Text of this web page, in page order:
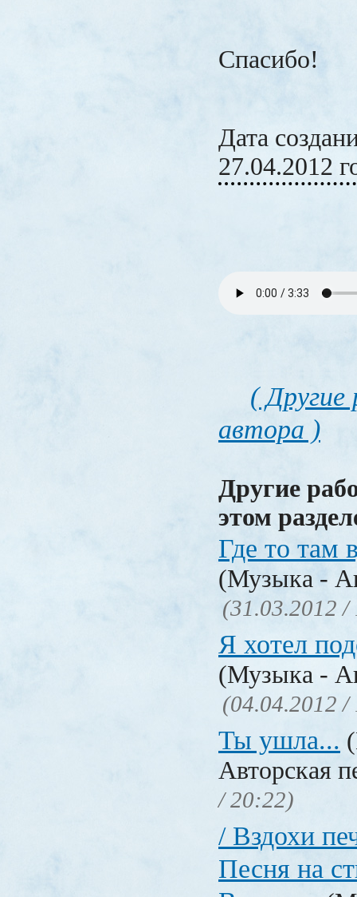
Спасибо!
Дата
27.04.2012
(
автора )
Другие
этом
Где то там
(Музыка -
(31.03.2012 /
Я хотел
(Музыка -
(04.04.2012 /
Ты ушла...
Авторская
/ 20:22)
/ Вздохи
Песня на